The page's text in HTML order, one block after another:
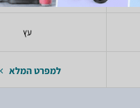
עץ
למפרט המלא